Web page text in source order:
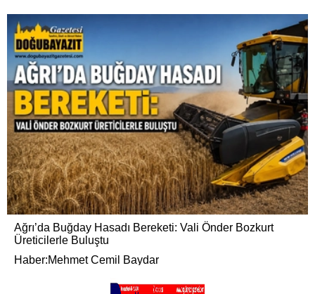
Ağrı’da Buğday Hasadı Bereketi: Vali Önder Bozkurt
Üreticilerle Buluştu
Haber:Mehmet Cemil Baydar